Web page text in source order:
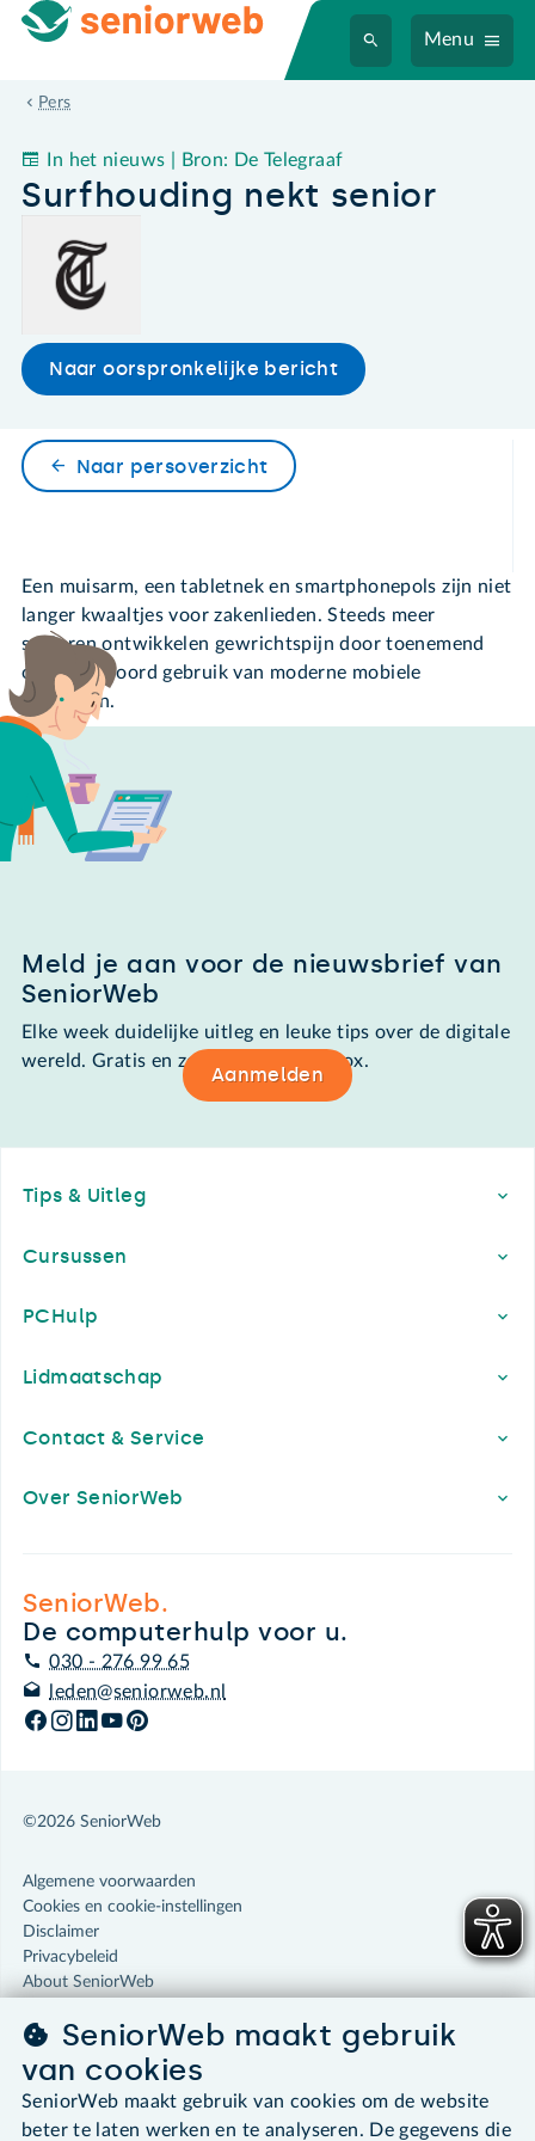
Menu
Pers
Surfhouding nekt senior
Surfhouding nekt senior
In het nieuws | Bron: De Telegraaf
Naar oorspronkelijke bericht
Naar persoverzicht
Een muisarm, een tabletnek en smartphonepols zijn niet
langer kwaaltjes voor zakenlieden. Steeds meer
senioren ontwikkelen gewrichtspijn door toenemend
onverantwoord gebruik van moderne mobiele
apparaten.
Meld je aan voor de nieuwsbrief van
SeniorWeb
Elke week duidelijke uitleg en leuke tips over de digitale
wereld. Gratis en zomaar in de mailbox.
Aanmelden
Tips & Uitleg
Cursussen
PCHulp
Lidmaatschap
Contact & Service
Over SeniorWeb
SeniorWeb.
De computerhulp voor u.
030 - 276 99 65
leden@seniorweb.nl
©2026 SeniorWeb
Algemene voorwaarden
Cookies en cookie-instellingen
Disclaimer
Privacybeleid
About SeniorWeb
SeniorWeb maakt gebruik
van cookies
SeniorWeb maakt gebruik van cookies om de website
beter te laten werken en te analyseren. De gegevens die